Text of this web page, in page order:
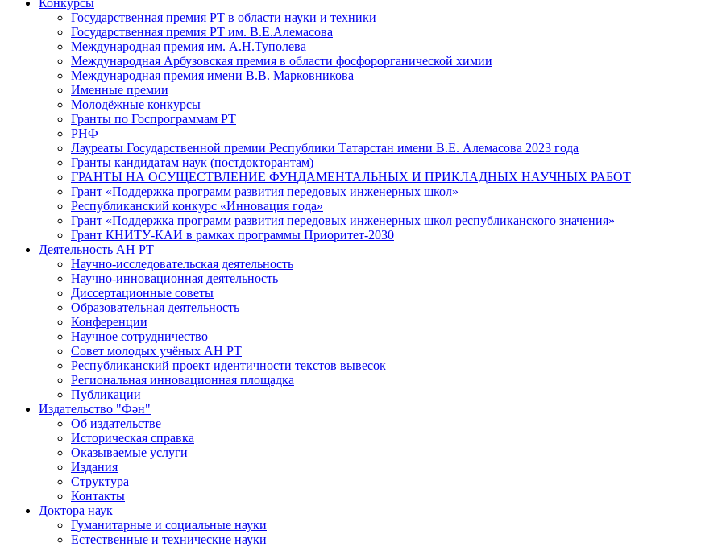
Государственная премия РТ в области науки и техники
Государственная премия РТ им. В.Е.Алемасова
Международная премия им. А.Н.Туполева
Международная Арбузовская премия в области фосфорорганической химии
Международная премия имени В.В. Марковникова
Именные премии
Молодёжные конкурсы
Гранты по Госпрограммам РТ
РНФ
Лауреаты Государственной премии Республики Татарстан имени В.Е. Алемасова 2023 года
Гранты кандидатам наук (постдокторантам)
ГРАНТЫ НА ОСУЩЕСТВЛЕНИЕ ФУНДАМЕНТАЛЬНЫХ И ПРИКЛАДНЫХ НАУЧНЫХ РАБОТ
Грант «Поддержка программ развития передовых инженерных школ»
Республиканский конкурс «Инновация года»
Грант «Поддержка программ развития передовых инженерных школ республиканского значения»
Грант КНИТУ-КАИ в рамках программы Приоритет-2030
Деятельность АН РТ
Научно-исследовательская деятельность
Научно-инновационная деятельность
Диссертационные советы
Образовательная деятельность
Конференции
Научное сотрудничество
Совет молодых учёных АН РТ
Республиканский проект идентичности текстов вывесок
Региональная инновационная площадка
Публикации
Издательство "Фән"
Об издательстве
Историческая справка
Оказываемые услуги
Издания
Структура
Контакты
Доктора наук
Гуманитарные и социальные науки
Естественные и технические науки